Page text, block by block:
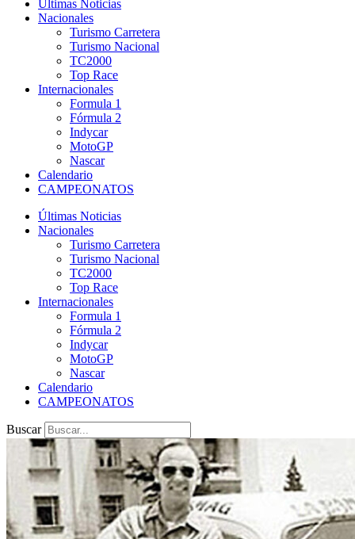
Últimas Noticias
Nacionales
Turismo Carretera
Turismo Nacional
TC2000
Top Race
Internacionales
Formula 1
Fórmula 2
Indycar
MotoGP
Nascar
Calendario
CAMPEONATOS
Últimas Noticias
Nacionales
Turismo Carretera
Turismo Nacional
TC2000
Top Race
Internacionales
Formula 1
Fórmula 2
Indycar
MotoGP
Nascar
Calendario
CAMPEONATOS
Buscar